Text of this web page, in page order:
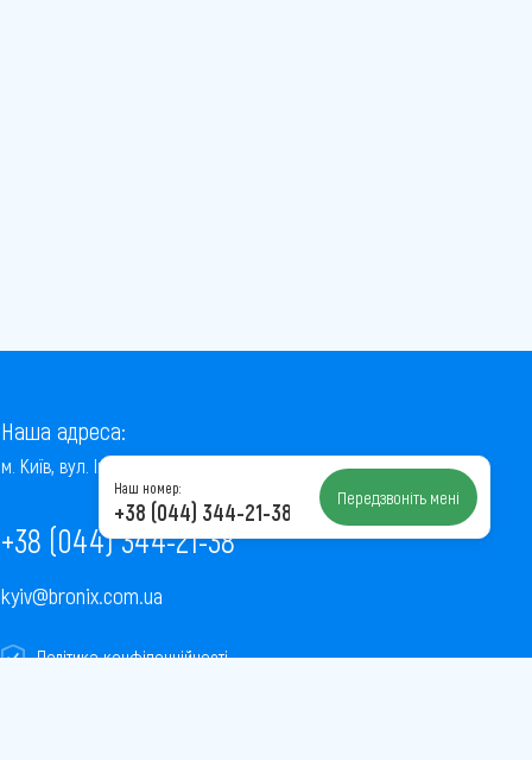
Наша адреса:
м. Київ, вул. Інститутська, 22/7, оф. 41
+38 (044) 344-21-38
kyiv@bronix.com.ua
Політика конфіденційності
Наш номер:
+38 (044) 344-21-38 Передзвоніть мені